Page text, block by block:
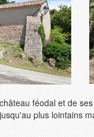
féodal et de
plus lointains